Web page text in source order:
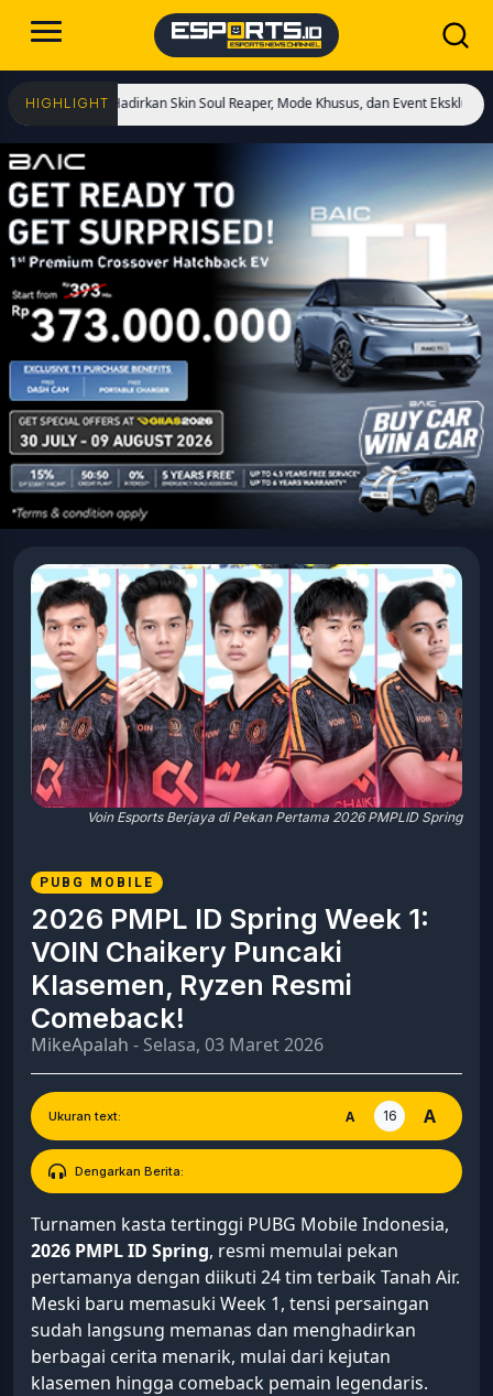
HIGHLIGHT
Hadirkan Skin Soul Reaper, Mode Khusus, dan Event Eksklusif! Cristiano
Voin Esports Berjaya di Pekan Pertama 2026 PMPLID Spring
PUBG MOBILE
2026 PMPL ID Spring Week 1:
VOIN Chaikery Puncaki
Klasemen, Ryzen Resmi
Comeback!
MikeApalah - Selasa, 03 Maret 2026
Ukuran text: A 16 A
Dengarkan Berita:
Turnamen kasta tertinggi PUBG Mobile Indonesia,
2026 PMPL ID Spring, resmi memulai pekan
pertamanya dengan diikuti 24 tim terbaik Tanah Air.
Meski baru memasuki Week 1, tensi persaingan
sudah langsung memanas dan menghadirkan
berbagai cerita menarik, mulai dari kejutan
klasemen hingga comeback pemain legendaris.